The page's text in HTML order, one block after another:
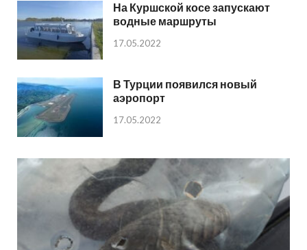
На Куршской косе запускают
водные маршруты
17.05.2022
В Турции появился новый
аэропорт
17.05.2022